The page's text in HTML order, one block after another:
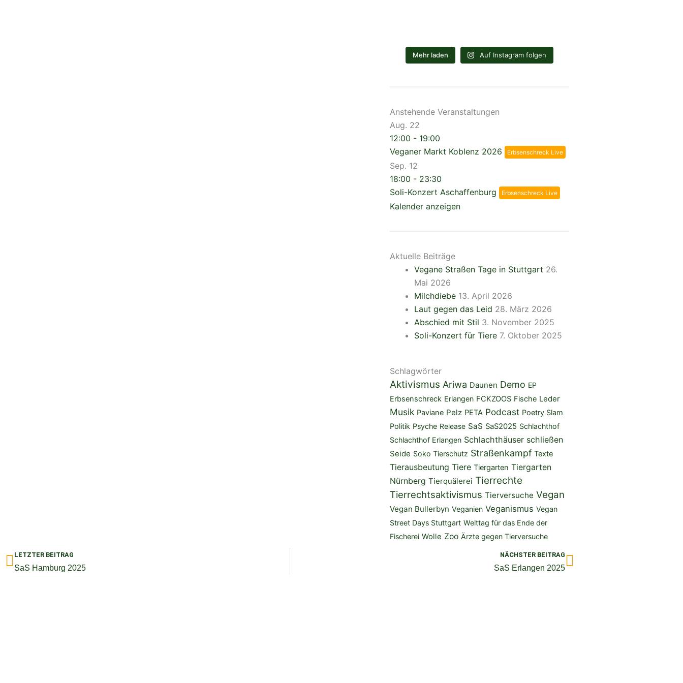
Mehr laden Auf Instagram folgen
Anstehende Veranstaltungen
Aug. 22
12:00 - 19:00
Veganer Markt Koblenz 2026
Erbsenschreck Live
Sep. 12
18:00 - 23:30
Soli-Konzert Aschaffenburg
Erbsenschreck Live
Kalender anzeigen
Aktuelle Beiträge
Vegane Straßen Tage in Stuttgart 26.
Mai 2026
Milchdiebe 13. April 2026
Laut gegen das Leid 28. März 2026
Abschied mit Stil 3. November 2025
Soli-Konzert für Tiere 7. Oktober 2025
Schlagwörter
Aktivismus Ariwa Daunen Demo EP
Erbsenschreck Erlangen FCKZOOS Fische Leder
Musik Paviane Pelz PETA Podcast Poetry Slam
Politik Psyche Release SaS SaS2025 Schlachthof
Schlachthof Erlangen Schlachthäuser schließen
Seide Soko Tierschutz Straßenkampf Texte
Tierausbeutung Tiere Tiergarten Tiergarten
Nürnberg Tierquälerei Tierrechte
Tierrechtsaktivismus Tierversuche Vegan
Vegan Bullerbyn Veganien Veganismus Vegan
Street Days Stuttgart Welttag für das Ende der
Fischerei Wolle Zoo Ärzte gegen Tierversuche
Zurück
LETZTER BEITRAG
SaS Hamburg 2025
NÄCHSTER BEITRAG
SaS Erlangen 2025
Nächster